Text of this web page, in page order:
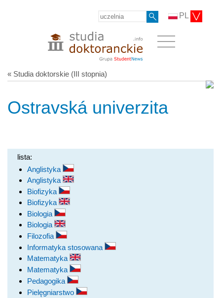
PL
« Studia doktorskie (III stopnia)
Ostravská univerzita
lista:
Anglistyka
Anglistyka
Biofizyka
Biofizyka
Biologia
Biologia
Filozofia
Informatyka stosowana
Matematyka
Matematyka
Pedagogika
Pielęgniarstwo